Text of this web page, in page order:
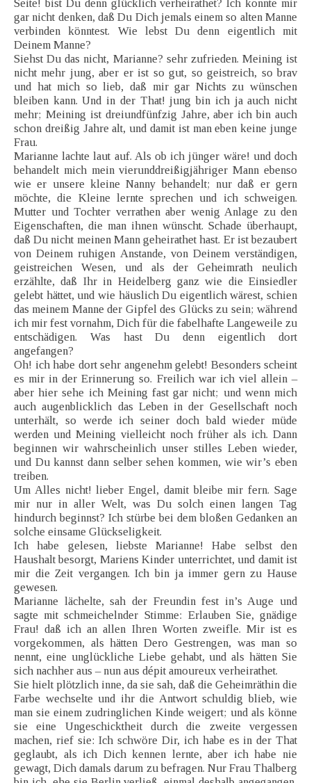
Seite! bist Du denn glücklich verheirathet? Ich konnte mir
gar nicht denken, daß Du Dich jemals einem so alten Manne
verbinden könntest. Wie lebst Du denn eigentlich mit
Deinem Manne?
Siehst Du das nicht, Marianne? sehr zufrieden. Meining ist
nicht mehr jung, aber er ist so gut, so geistreich, so brav
und hat mich so lieb, daß mir gar Nichts zu wünschen
bleiben kann. Und in der That! jung bin ich ja auch nicht
mehr; Meining ist dreiundfünfzig Jahre, aber ich bin auch
schon dreißig Jahre alt, und damit ist man eben keine junge
Frau.
Marianne lachte laut auf. Als ob ich jünger wäre! und doch
behandelt mich mein vierunddreißigjähriger Mann ebenso
wie er unsere kleine Nanny behandelt; nur daß er gern
möchte, die Kleine lernte sprechen und ich schweigen.
Mutter und Tochter verrathen aber wenig Anlage zu den
Eigenschaften, die man ihnen wünscht. Schade überhaupt,
daß Du nicht meinen Mann geheirathet hast. Er ist bezaubert
von Deinem ruhigen Anstande, von Deinem verständigen,
geistreichen Wesen, und als der Geheimrath neulich
erzählte, daß Ihr in Heidelberg ganz wie die Einsiedler
gelebt hättet, und wie häuslich Du eigentlich wärest, schien
das meinem Manne der Gipfel des Glücks zu sein; während
ich mir fest vornahm, Dich für die fabelhafte Langeweile zu
entschädigen. Was hast Du denn eigentlich dort
angefangen?
Oh! ich habe dort sehr angenehm gelebt! Besonders scheint
es mir in der Erinnerung so. Freilich war ich viel allein –
aber hier sehe ich Meining fast gar nicht; und wenn mich
auch augenblicklich das Leben in der Gesellschaft noch
unterhält, so werde ich seiner doch bald wieder müde
werden und Meining vielleicht noch früher als ich. Dann
beginnen wir wahrscheinlich unser stilles Leben wieder,
und Du kannst dann selber sehen kommen, wie wir’s eben
treiben.
Um Alles nicht! lieber Engel, damit bleibe mir fern. Sage
mir nur in aller Welt, was Du solch einen langen Tag
hindurch beginnst? Ich stürbe bei dem bloßen Gedanken an
solche einsame Glückseligkeit.
Ich habe gelesen, liebste Marianne! Habe selbst den
Haushalt besorgt, Mariens Kinder unterrichtet, und damit ist
mir die Zeit vergangen. Ich bin ja immer gern zu Hause
gewesen.
Marianne lächelte, sah der Freundin fest in’s Auge und
sagte mit schmeichelnder Stimme: Erlauben Sie, gnädige
Frau! daß ich an allen Ihren Worten zweifle. Mir ist es
vorgekommen, als hätten Dero Gestrengen, was man so
nennt, eine unglückliche Liebe gehabt, und als hätten Sie
sich nachher aus – nun aus dépit amoureux verheirathet.
Sie hielt plötzlich inne, da sie sah, daß die Geheimräthin die
Farbe wechselte und ihr die Antwort schuldig blieb, wie
man sie einem zudringlichen Kinde weigert; und als könne
sie eine Ungeschicktheit durch die zweite vergessen
machen, rief sie: Ich schwöre Dir, ich habe es in der That
geglaubt, als ich Dich kennen lernte, aber ich habe nie
gewagt, Dich damals darum zu befragen. Nur Frau Thalberg